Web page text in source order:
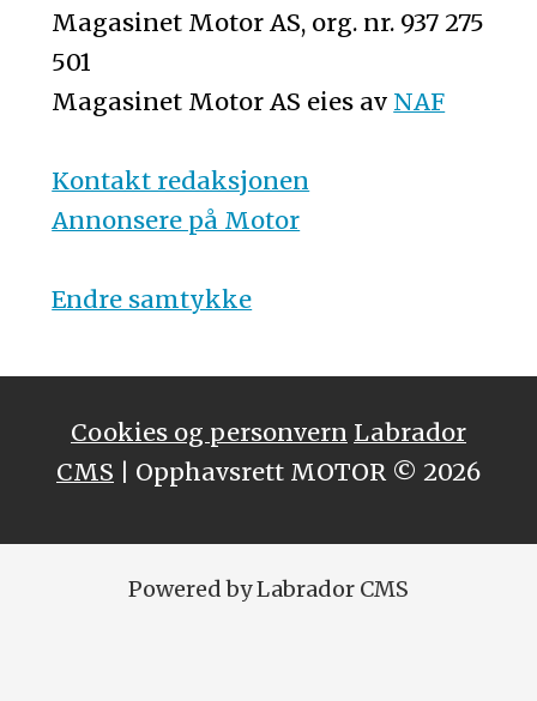
Magasinet Motor AS, org. nr. 937 275
501
Magasinet Motor AS eies av NAF
Kontakt redaksjonen
Annonsere på Motor
Endre samtykke
Cookies og personvern Labrador
CMS | Opphavsrett MOTOR © 2026
Powered by Labrador CMS